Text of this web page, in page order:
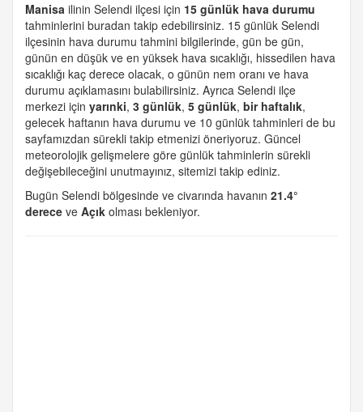
Manisa ilinin Selendi ilçesi için 15 günlük hava durumu
tahminlerini buradan takip edebilirsiniz. 15 günlük Selendi
ilçesinin hava durumu tahmini bilgilerinde, gün be gün,
günün en düşük ve en yüksek hava sıcaklığı, hissedilen hava
sıcaklığı kaç derece olacak, o günün nem oranı ve hava
durumu açıklamasını bulabilirsiniz. Ayrıca Selendi ilçe
merkezi için yarınki, 3 günlük, 5 günlük, bir haftalık,
gelecek haftanın hava durumu ve 10 günlük tahminleri de bu
sayfamızdan sürekli takip etmenizi öneriyoruz. Güncel
meteorolojik gelişmelere göre günlük tahminlerin sürekli
değişebileceğini unutmayınız, sitemizi takip ediniz.
Bugün Selendi bölgesinde ve civarında havanın 21.4°
derece ve Açık olması bekleniyor.